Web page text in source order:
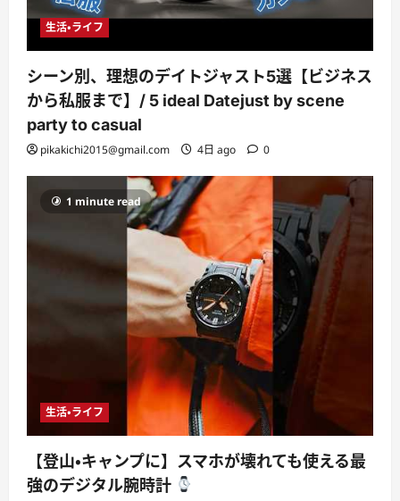
生活・ライフ
シーン別、理想のデイトジャスト5選【ビジネス
から私服まで】/ 5 ideal Datejust by scene
party to casual
pikakichi2015@gmail.com 4日 ago 0
1 minute read
生活・ライフ
【登山・キャンプに】スマホが壊れても使える最
強のデジタル腕時計